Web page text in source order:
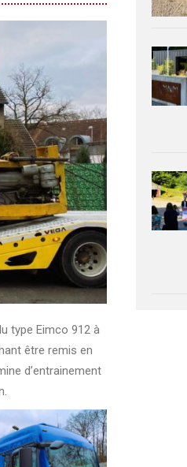
type Eimco 912 à
être remis en
d’entrainement